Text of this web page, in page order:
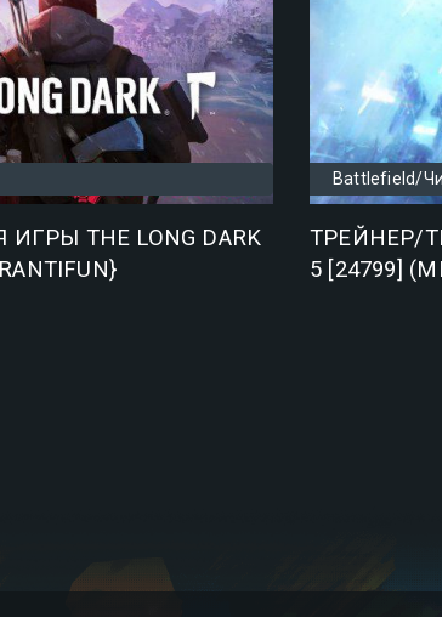
THE LONG DARK
Battlefield/
ТРЕЙНЕР/
5 [24799]